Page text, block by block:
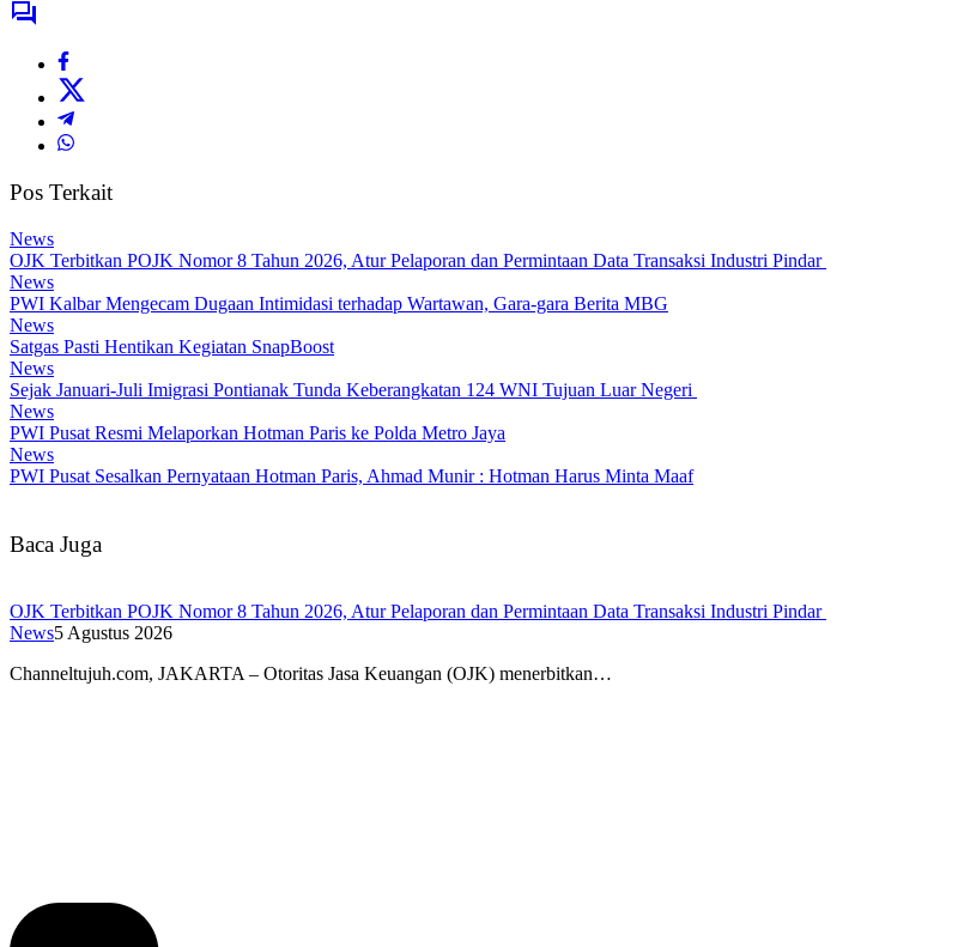
Pos Terkait
News
OJK Terbitkan POJK Nomor 8 Tahun 2026, Atur Pelaporan dan Permintaan Data Transaksi Industri Pindar
News
PWI Kalbar Mengecam Dugaan Intimidasi terhadap Wartawan, Gara-gara Berita MBG
News
Satgas Pasti Hentikan Kegiatan SnapBoost
News
Sejak Januari-Juli Imigrasi Pontianak Tunda Keberangkatan 124 WNI Tujuan Luar Negeri
News
PWI Pusat Resmi Melaporkan Hotman Paris ke Polda Metro Jaya
News
PWI Pusat Sesalkan Pernyataan Hotman Paris, Ahmad Munir : Hotman Harus Minta Maaf
Baca Juga
OJK Terbitkan POJK Nomor 8 Tahun 2026, Atur Pelaporan dan Permintaan Data Transaksi Industri Pindar
News5 Agustus 2026
Channeltujuh.com, JAKARTA – Otoritas Jasa Keuangan (OJK) menerbitkan…